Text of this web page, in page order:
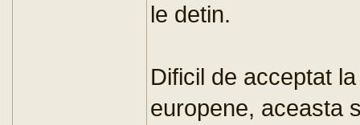
le detin.
Dificil de acceptat
europene, aceasta